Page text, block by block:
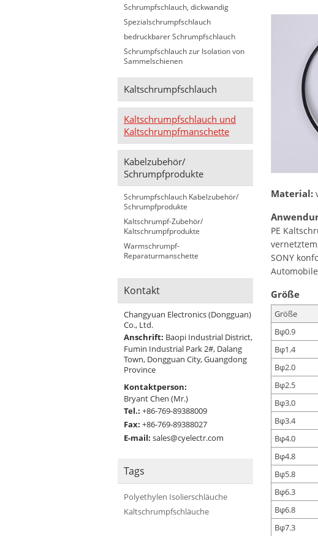
Material:
PE
SONY
Größe
Größe
Bφ0.9
Bφ1.4
Bφ2.0
Bφ2.5
Bφ3.0
Bφ3.4
Bφ4.0
Bφ4.8
Bφ5.8
Bφ6.3
Bφ6.8
Bφ7.3
Schrumpfschlauch, dickwandig
Spezialschrumpfschlauch
bedruckbarer Schrumpfschlauch
Schrumpfschlauch zur Isolation von
Sammelschienen
Kaltschrumpfschlauch
Kaltschrumpfschlauch und
Kaltschrumpfmanschette
Kabelzubehör/
Schrumpfprodukte
Schrumpfschlauch Kabelzubehör/
Schrumpfprodukte
Kaltschrumpf-Zubehör/
Kaltschrumpfprodukte
Warmschrumpf-
Reparaturmanschette
Kontakt
Changyuan Electronics (Dongguan)
Co., Ltd.
Anschrift: Baopi Industrial District,
Fumin Industrial Park 2#, Dalang
Town, Dongguan City, Guangdong
Province
Kontaktperson:
Bryant Chen (Mr.)
Tel.: +86-769-89388009
Fax: +86-769-89388027
E-mail: sales@cyelectr.com
Tags
Polyethylen Isolierschläuche
Kaltschrumpfschläuche